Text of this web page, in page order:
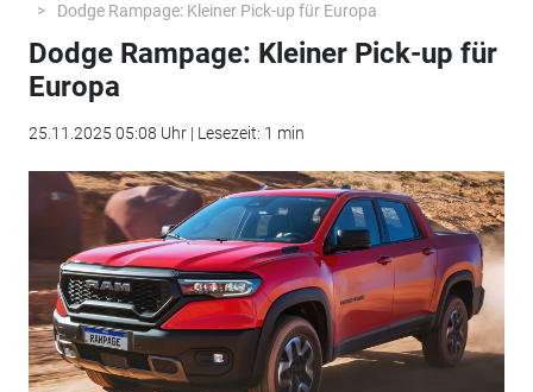
Dodge Rampage: Kleiner Pick-up für Europa
Dodge Rampage: Kleiner Pick-up für
Europa
25.11.2025 05:08 Uhr | Lesezeit: 1 min